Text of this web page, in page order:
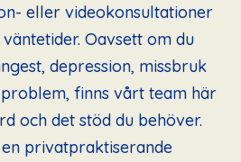
eller videokonsultationer
Oavsett om du
depression, missbruk
finns vårt team här
och det stöd du behöver.
privatpraktiserande